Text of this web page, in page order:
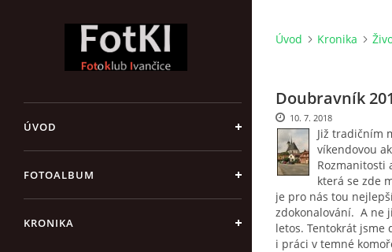
ÚVOD
FOTOALBUM
KRONIKA
Úvod Kronika
Doubravník
10. 7. 2018
Již tradičním
víkendovou
Rozmanitosti
která se zde
je pro nás tou
zdokonalování. A ne
letos. Tentokrát jsme
i práci v temné